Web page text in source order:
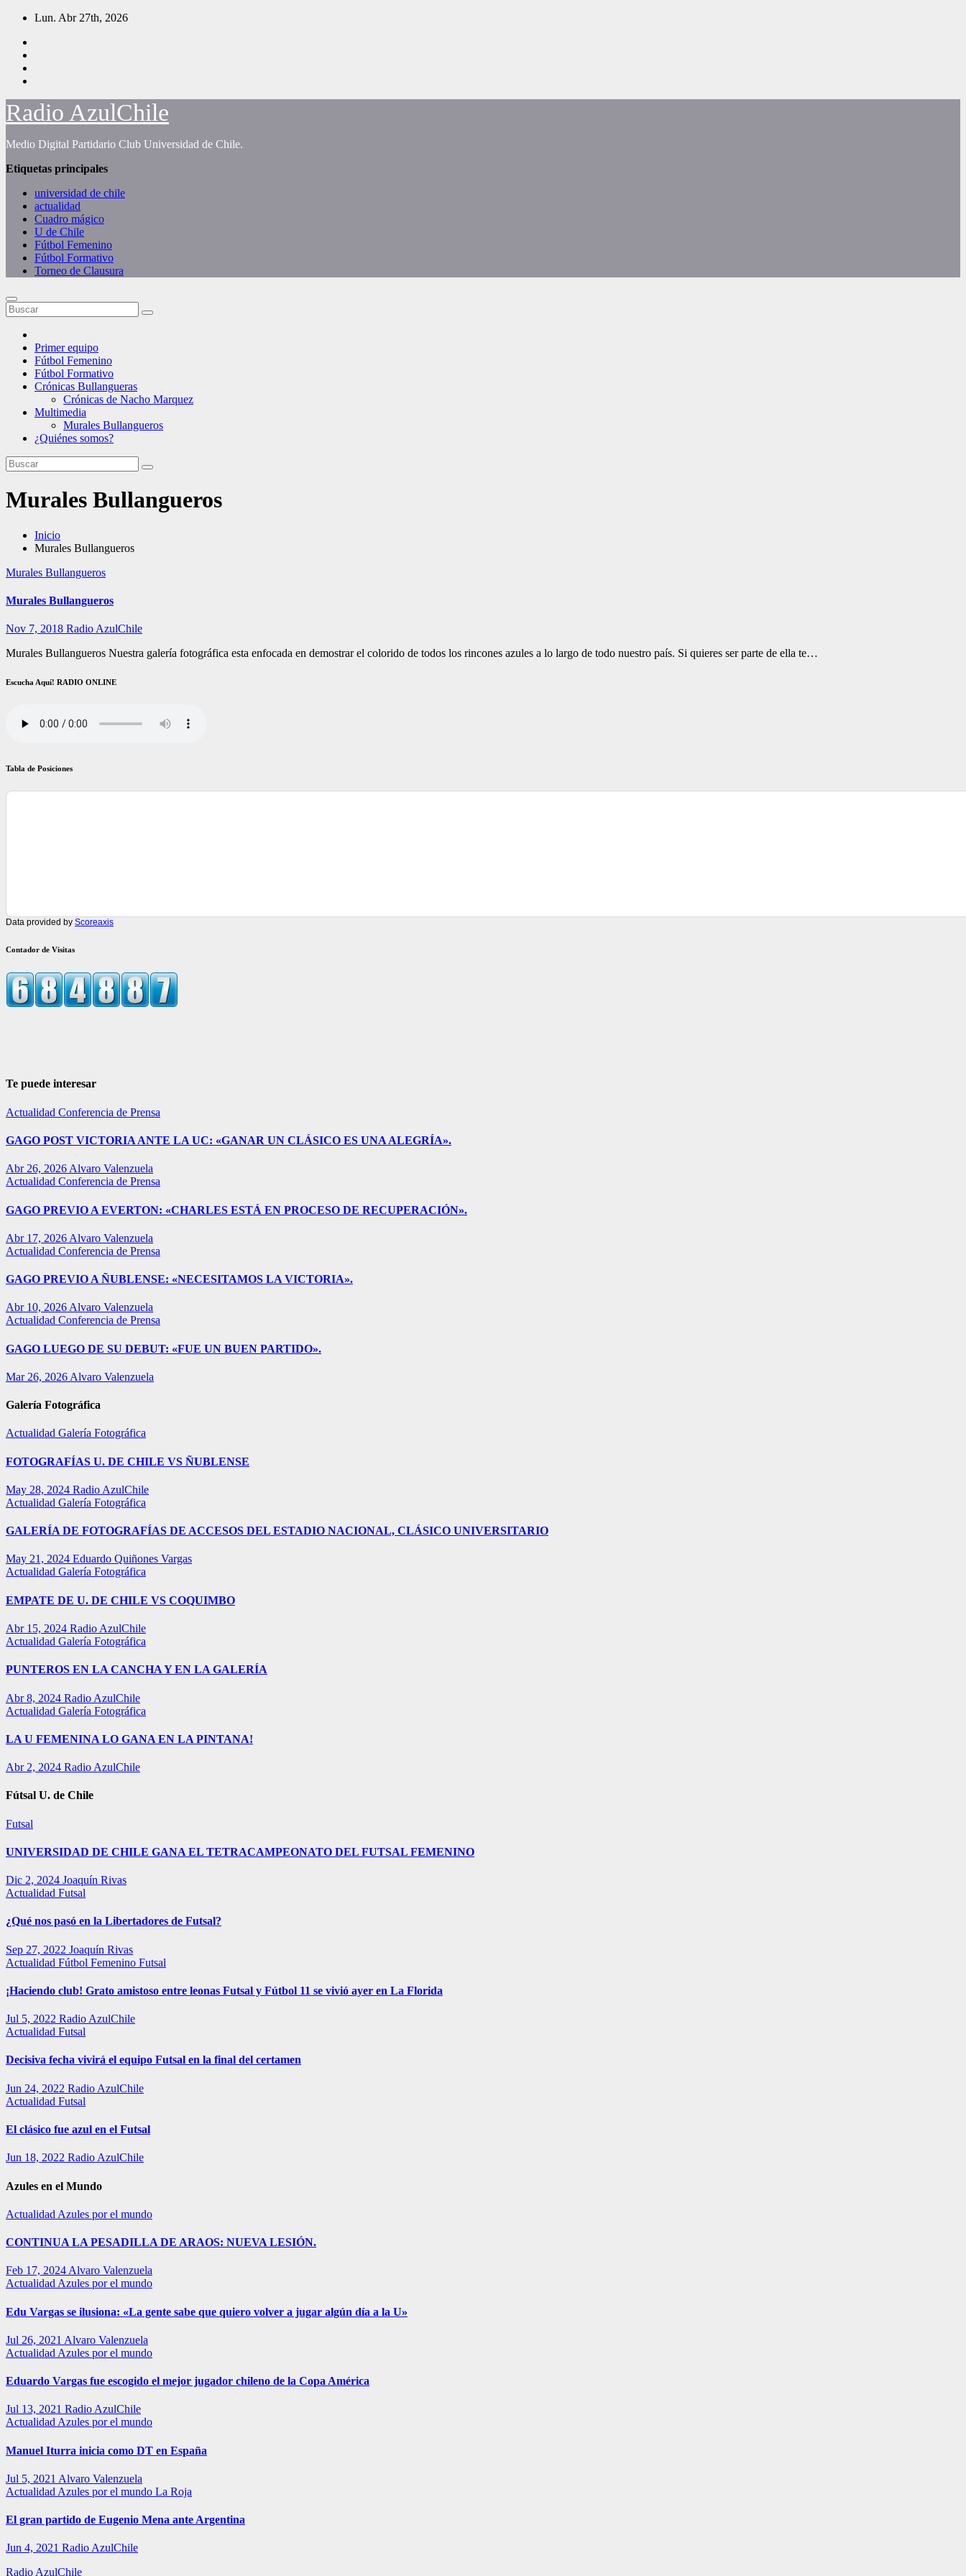
Saltar
contenido
Lun. Abr 27th, 2026
Radio AzulChile
Medio Digital Partidario Club Universidad de Chile.
Etiquetas principales
universidad de chile
actualidad
Cuadro mágico
U de Chile
Fútbol Femenino
Fútbol Formativo
Torneo de Clausura
Primer equipo
Fútbol Femenino
Fútbol Formativo
Crónicas Bullangueras
Crónicas de Nacho Marquez
Multimedia
Murales Bullangueros
¿Quiénes somos?
Murales Bullangueros
Inicio
Murales Bullangueros
Murales Bullangueros
Murales Bullangueros
Nov 7, 2018 Radio AzulChile
Murales Bullangueros Nuestra galería fotográfica esta enfocada en demostrar el colorido de todos los rincones azules a lo largo de todo nuestro país. Si quieres ser parte de ella te…
Escucha Aquí! RADIO ONLINE
Tabla de Posiciones
Data provided by Scoreaxis
Contador de Visitas
Te puede interesar
Actualidad Conferencia de Prensa
GAGO POST VICTORIA ANTE LA UC: «GANAR UN CLÁSICO ES UNA ALEGRÍA».
Abr 26, 2026 Alvaro Valenzuela
Actualidad Conferencia de Prensa
GAGO PREVIO A EVERTON: «CHARLES ESTÁ EN PROCESO DE RECUPERACIÓN».
Abr 17, 2026 Alvaro Valenzuela
Actualidad Conferencia de Prensa
GAGO PREVIO A ÑUBLENSE: «NECESITAMOS LA VICTORIA».
Abr 10, 2026 Alvaro Valenzuela
Actualidad Conferencia de Prensa
GAGO LUEGO DE SU DEBUT: «FUE UN BUEN PARTIDO».
Mar 26, 2026 Alvaro Valenzuela
Galería Fotográfica
Actualidad Galería Fotográfica
FOTOGRAFÍAS U. DE CHILE VS ÑUBLENSE
May 28, 2024 Radio AzulChile
Actualidad Galería Fotográfica
GALERÍA DE FOTOGRAFÍAS DE ACCESOS DEL ESTADIO NACIONAL, CLÁSICO UNIVERSITARIO
May 21, 2024 Eduardo Quiñones Vargas
Actualidad Galería Fotográfica
EMPATE DE U. DE CHILE VS COQUIMBO
Abr 15, 2024 Radio AzulChile
Actualidad Galería Fotográfica
PUNTEROS EN LA CANCHA Y EN LA GALERÍA
Abr 8, 2024 Radio AzulChile
Actualidad Galería Fotográfica
LA U FEMENINA LO GANA EN LA PINTANA!
Abr 2, 2024 Radio AzulChile
Fútsal U. de Chile
Futsal
UNIVERSIDAD DE CHILE GANA EL TETRACAMPEONATO DEL FUTSAL FEMENINO
Dic 2, 2024 Joaquín Rivas
Actualidad Futsal
¿Qué nos pasó en la Libertadores de Futsal?
Sep 27, 2022 Joaquín Rivas
Actualidad Fútbol Femenino Futsal
¡Haciendo club! Grato amistoso entre leonas Futsal y Fútbol 11 se vivió ayer en La Florida
Jul 5, 2022 Radio AzulChile
Actualidad Futsal
Decisiva fecha vivirá el equipo Futsal en la final del certamen
Jun 24, 2022 Radio AzulChile
Actualidad Futsal
El clásico fue azul en el Futsal
Jun 18, 2022 Radio AzulChile
Azules en el Mundo
Actualidad Azules por el mundo
CONTINUA LA PESADILLA DE ARAOS: NUEVA LESIÓN.
Feb 17, 2024 Alvaro Valenzuela
Actualidad Azules por el mundo
Edu Vargas se ilusiona: «La gente sabe que quiero volver a jugar algún día a la U»
Jul 26, 2021 Alvaro Valenzuela
Actualidad Azules por el mundo
Eduardo Vargas fue escogido el mejor jugador chileno de la Copa América
Jul 13, 2021 Radio AzulChile
Actualidad Azules por el mundo
Manuel Iturra inicia como DT en España
Jul 5, 2021 Alvaro Valenzuela
Actualidad Azules por el mundo La Roja
El gran partido de Eugenio Mena ante Argentina
Jun 4, 2021 Radio AzulChile
Radio AzulChile